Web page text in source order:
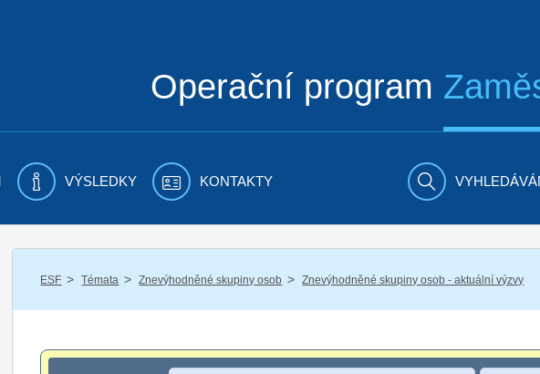
Operační program
VÝSLEDKY KONTAKTY
ESF / Témata / Znevýhodněné skupiny osob / Znevýhodněné skupiny osob - aktuální výzvy